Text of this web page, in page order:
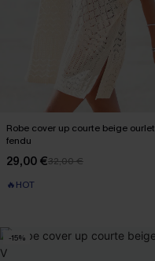
Robe cover up courte beige ourlet
fendu
29,00 €32,00 €
🔥HOT
-15%